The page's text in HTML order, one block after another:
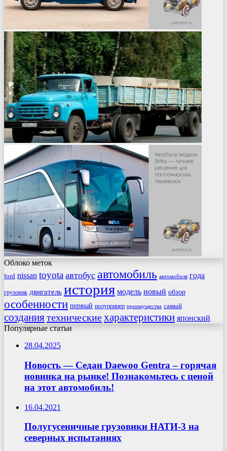
Облоко меток
ford nissan toyota автобус автомобиль автомобиля года
грузовик двигатель история модель новый обзор
особенности первый полуприцеп преимущества самый
созданиятехническиехарактеристики японский
Популярные статьи
28.04.2025
Новость — Седан Daewoo Gentra – горячая
новинка на рынке! Познакомьтесь с ценой
на этот автомобиль!
16.04.2021
Полугусеничные грузовики НАТИ-3 на
северных испытаниях